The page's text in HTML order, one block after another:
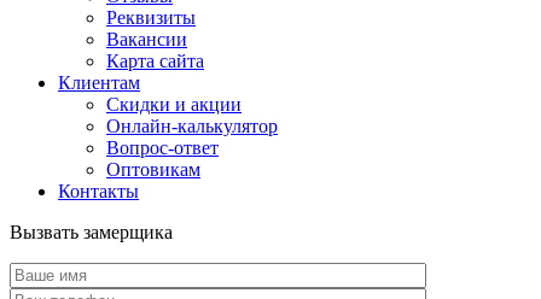
Реквизиты
Вакансии
Карта сайта
Клиентам
Скидки и акции
Онлайн-калькулятор
Вопрос-ответ
Оптовикам
Контакты
Вызвать замерщика